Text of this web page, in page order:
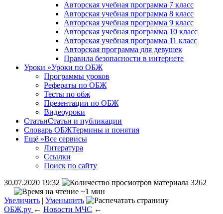
Авторская учебная программа 7 класс
Авторская учебная программа 8 класс
Авторская учебная программа 9 класс
Авторская учебная программа 10 класс
Авторская учебная программа 11 класс
Авторская программа для девушек
Правила безопасности в интернете
Уроки »Уроки по ОБЖ
Программы уроков
Рефераты по ОБЖ
Тесты по обж
Презентации по ОБЖ
Видеоуроки
СтатьиСтатьи и публикации
Словарь ОБЖТермины и понятия
Ещё »Все сервисы
Литература
Ссылки
Поиск по сайту
30.07.2020 19:32
3262
~1 мин
Увеличить | Уменьшить
ОБЖ.ру ← Новости МЧС ←